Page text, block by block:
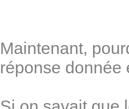
Maintenant,
réponse donnée